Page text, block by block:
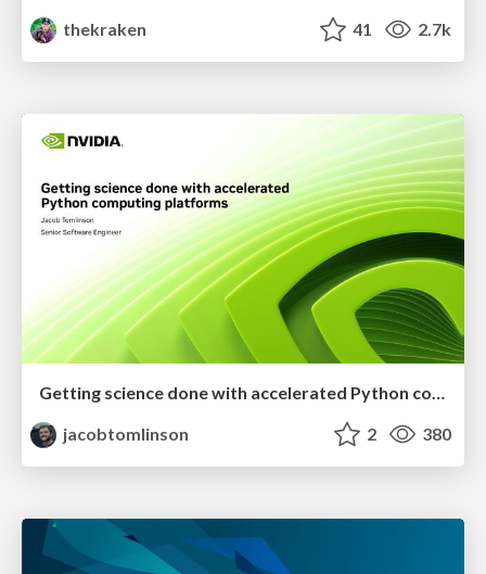
thekraken
41 2.7k
Getting science done with accelerated Python computing platforms
jacobtomlinson
2 380